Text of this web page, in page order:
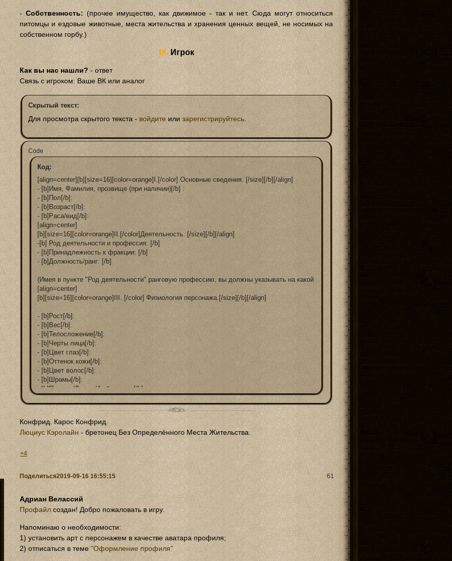
-Собственность:(прочее имущество, как движимое - так и нет. Сюда могут относиться
питомцы и ездовые животные, места жительства и хранения ценных вещей, не носимых на
собственном горбу.)
IХ.Игрок
Как вы нас нашли? - ответ
Связь с игроком: Ваше ВК или аналог
Скрытый текст:
Для просмотра скрытого текста - войдите илизарегистрируйтесь.
Сode
Код:
[align=center][b][size=16][color=orange]I.[/color] Основные сведения. [/size][/b][/align]
- [b]Имя, Фамилия, прозвище (при наличии)[/b] :
- [b]Пол[/b]:
- [b]Возраст[/b]:
- [b]Раса/вид[/b]:
[align=center]
[b][size=16][color=orange]II.[/color]Деятельность. [/size][/b][/align]
-[b] Род деятельности и профессия: [/b]
- [b]Принадлежность к фракции: [/b]
- [b]Должность/ранг: [/b]
(Имея в пункте "Род деятельности" ранговую профессию, вы должны указывать на какой должности или в каком ранге находится
[align=center]
[b][size=16][color=orange]III. [/color] Физиология персонажа.[/size][/b][/align]
- [b]Рост[/b]:
- [b]Вес[/b]:
- [b]Телосложение[/b]:
- [b]Черты лица[/b]:
- [b]Цвет глаз[/b]:
- [b]Оттенок кожи[/b]:
- [b]Цвет волос[/b]:
- [b]Шрамы[/b]:
- [b]Правша/Левша/Амбидекстр[/b]:
- [b]Общее описание[/b]: (Пара строк о внешнем виде вашего персонажа в общих чертах. Заурядный ли он, уникальный,
[align=center][b][size=16][color=orange]IV.[/color] Способности. [/size][/b]
[/align]
- [b]Общие способности[/b]: (Простейшие навыки и умения выживания в социуме или в одиночку. Сюда входят умения плавать,
- [b]Навыки:[/b]
- [b]Заклинания (при наличии): [/b]
- [b]Уникальные навыки, способности, умения: [/b]
[align=center][b][size=16][color=orange]V. [/color]Характер. [/size][/b][/align]
- [b]Описание в общих чертах (3-4 строчки)[/b]:
Конфрид. Карос Конфрид.
Люциус Кэролайн - бретонец Без Определённого Места Жительства.
+4
Поделиться 61
2019-09-16 16:55:15
Адриан Велассий
Профайл создан! Добро пожаловать в игру.
Напоминаю о необходимости:
1) установить арт с персонажем в качестве аватара профиля;
2) отписаться в теме"Оформление профиля"